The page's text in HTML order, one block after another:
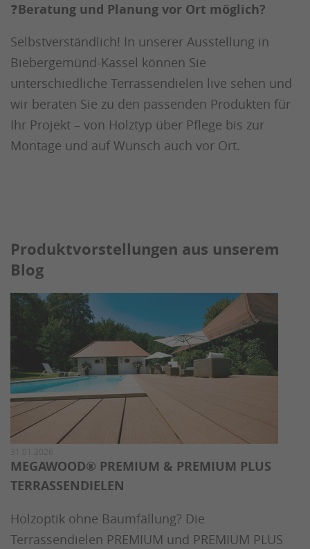
❓Beratung und Planung vor Ort möglich?
Selbstverständlich! In unserer Ausstellung in
Biebergemünd-Kassel können Sie
unterschiedliche Terrassendielen live sehen und
wir beraten Sie zu den passenden Produkten für
Ihr Projekt – von Holztyp über Pflege bis zur
Montage und auf Wunsch auch vor Ort.
Produktvorstellungen aus unserem
Blog
31.01.2026
MEGAWOOD® PREMIUM & PREMIUM PLUS
TERRASSENDIELEN
Holzoptik ohne Baumfällung? Die
Terrassendielen PREMIUM und PREMIUM PLUS